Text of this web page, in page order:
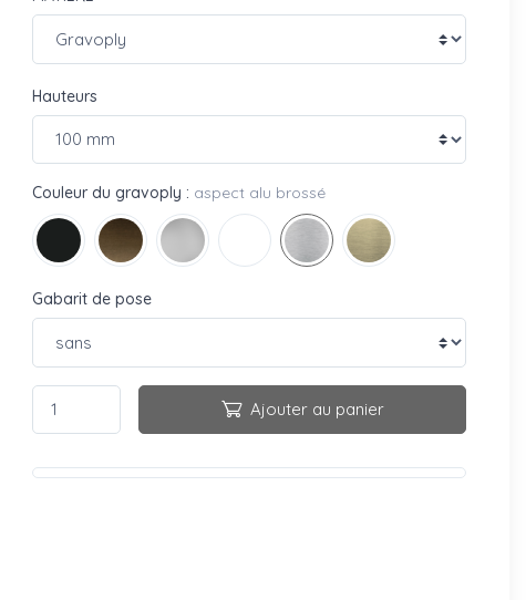
Hauteurs
Couleur du gravoply : aspect alu brossé
Gabarit de pose
Ajouter au panier